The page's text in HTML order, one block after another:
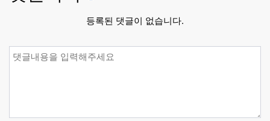
등록된 댓글이 없습니다.